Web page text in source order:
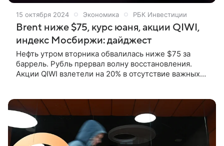
15 октября 2024 Экономика РБК Инвестиции
Brent ниже $75, курс юаня, акции QIWI,
индекс Мосбиржи: дайджест
Нефть утром вторника обвалилась ниже $75 за
баррель. Рубль прервал волну восстановления.
Акции QIWI взлетели на 20% в отсутствие важных